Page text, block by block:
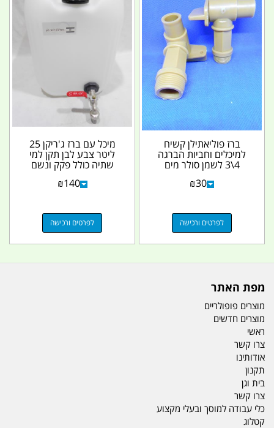
ברז פוליאתילן קשיח
למיכלים וחביות הברגה
4\3 לשמן סולר מים
וחומרים שונים קמפינג...
₪30
לפרטים ורכישה
מיכל עם ברז ג'ריקן 25
ליטר צבע לבן תקן למי
שתיה כולל פקק ונשם
קמפינג לייף
₪140
לפרטים ורכישה
מפת האתר
מוצרים פופולריים
מוצרים חדשים
ראשי
צרו קשר
אודותינו
תקנון
בית וגן
צרו קשר
כלי עבודה למוסך ובעלי מקצוע
קטלוג